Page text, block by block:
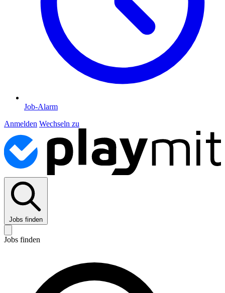
Job-Alarm
Anmelden Wechseln zu
Jobs finden
Jobs finden